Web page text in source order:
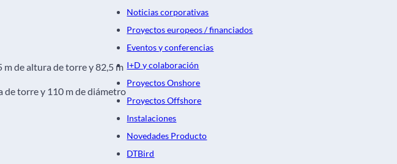
de altura de torre y 82,5 m
de torre y 110 m de diámetro
Noticias corporativas
Proyectos europeos / financiados
Eventos y conferencias
I+D y colaboración
Proyectos Onshore
Proyectos Offshore
Instalaciones
Novedades Producto
DTBird